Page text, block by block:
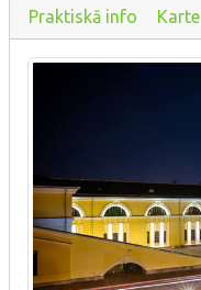
Praktiskā info Karte